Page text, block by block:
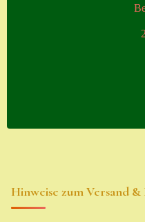
Hinweise zum Versand &